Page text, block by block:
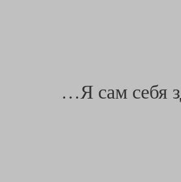
…Я сам себя